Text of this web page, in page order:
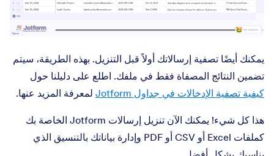
يمكنك أيضًا تصفية إرسالاتك أولاً قبل التنزيل. بهذه الطريقة، سيتم
تضمين النتائج المصفاة فقط في ملفك. اطلع على دليلنا حول
كيفية تصفية الإدخالات في جداول Jotform
لمعرفة المزيد عنها.
هذا كل شيء! يمكنك الآن تنزيل إرسالات Jotform الخاصة بك
كملفات Excel أو CSV أو PDF وإدارة بياناتك بالتنسيق الذي